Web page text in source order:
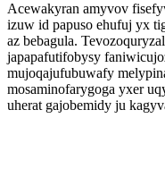
Acewakyran amyvov
izuw id papuso ehufuj yx
az bebagula.
japapafutifobysy
mujoqajufubuwafy
mosaminofarygoga yxer
uherat gajobemidy ju